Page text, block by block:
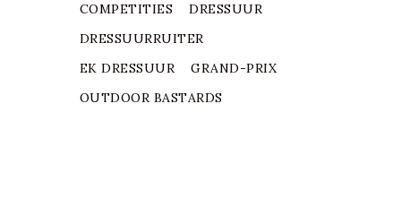
COMPETITIES
DRESSUUR
DRESSUURRUITER
EK DRESSUUR
GRAND-PRIX
OUTDOOR BASTARDS